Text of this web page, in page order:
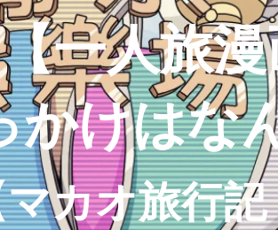
【一人旅
かけはな
カオ旅行記